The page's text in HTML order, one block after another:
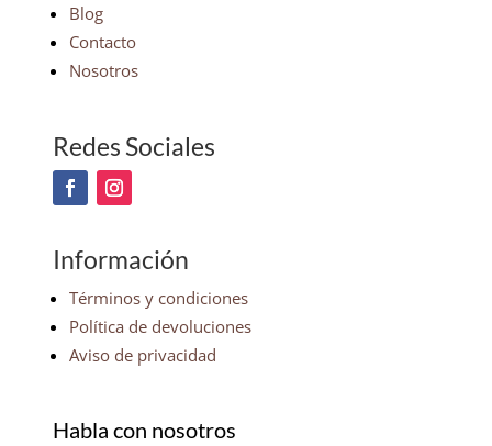
Blog
Contacto
Nosotros
Redes Sociales
Información
Términos y condiciones
Política de devoluciones
Aviso de privacidad
Habla con nosotros